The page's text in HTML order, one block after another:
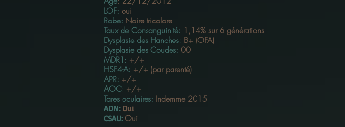
LOF: oui
Robe: Noire tricolore
Taux de Consanguinité: 1,14% sur 6 générations
Dysplasie des Hanches: B+ (OFA)
Dysplasie des Coudes: 00
MDR1: +/+
HSF4-A: +/+ (par parenté)
APR: +/+
AOC: +/+
Tares oculaires: Indemme 2015
ADN:Oui
CSAU: Oui